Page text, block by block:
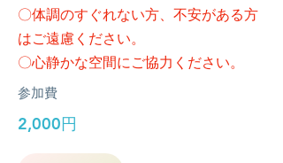
〇体調のすぐれない方、不安がある方
はご遠慮ください。
〇心静かな空間にご協力ください。
参加費
2,000円